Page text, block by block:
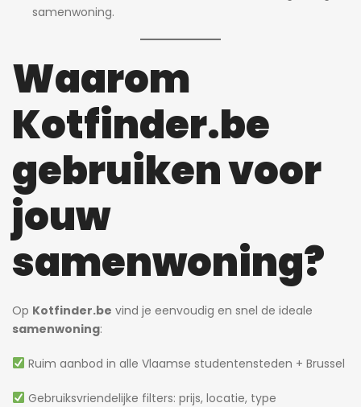
samenwoning.
Waarom
Kotfinder.be
gebruiken voor
jouw
samenwoning?
Op Kotfinder.be vind je eenvoudig en snel de ideale
samenwoning:
Ruim aanbod in alle Vlaamse studentensteden + Brussel
Gebruiksvriendelijke filters: prijs, locatie, type